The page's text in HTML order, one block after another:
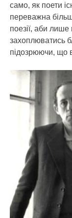
само, як поети
переважна
поезії, аби
захоплюватись
підозрюючи, що в